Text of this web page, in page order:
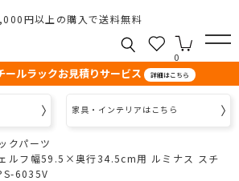
円以上の購入で送料無料
0
ールラックお見積りサービス 詳細はこちら
家具・インテリアはこちら
クパーツ
ルフ幅59.5×奥行34.5cm用 ルミナス スチ
6035V